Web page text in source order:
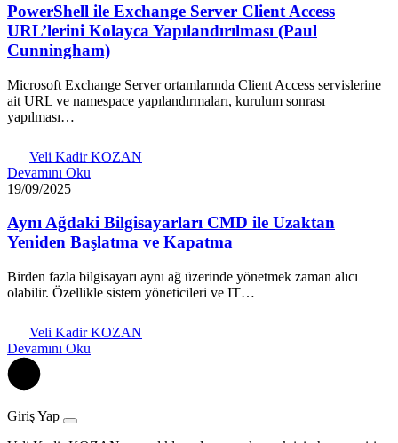
PowerShell ile Exchange Server Client Access
URL’lerini Kolayca Yapılandırılması (Paul
Cunningham)
Microsoft Exchange Server ortamlarında Client Access servislerine
ait URL ve namespace yapılandırmaları, kurulum sonrası
yapılması…
Veli Kadir KOZAN
Devamını Oku
19/09/2025
Aynı Ağdaki Bilgisayarları CMD ile Uzaktan
Yeniden Başlatma ve Kapatma
Birden fazla bilgisayarı aynı ağ üzerinde yönetmek zaman alıcı
olabilir. Özellikle sistem yöneticileri ve IT…
Veli Kadir KOZAN
Devamını Oku
Giriş Yap